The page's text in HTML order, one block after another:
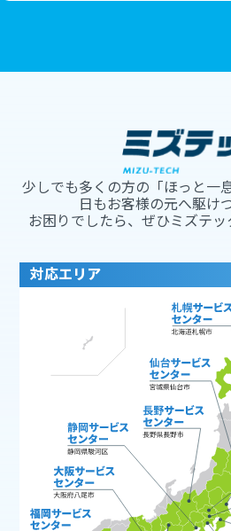
少しでも多くの方の「ほっと一
日もお客様の元へ駆け
お困りでしたら、ぜひミズテッ
対応エリア